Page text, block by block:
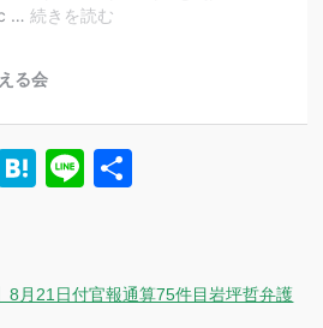
Facebook
Hatena
Line
8月21日付官報通算75件目岩坪哲弁護